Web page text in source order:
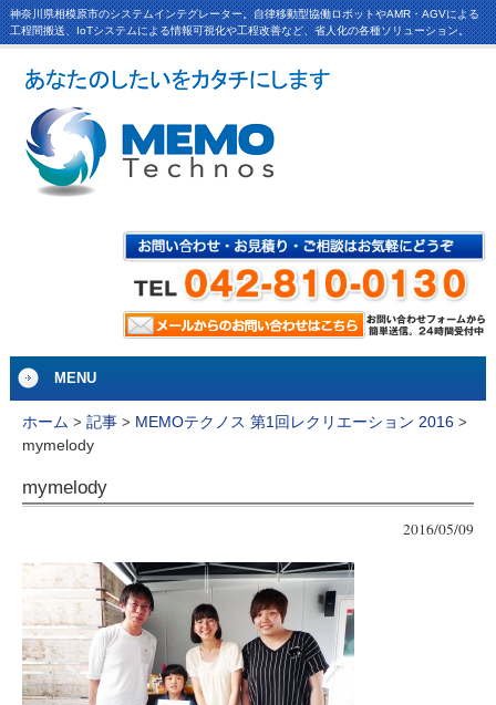
神奈川県相模原市のシステムインテグレーター。自律移動型協働ロボットやAMR・AGVによる
工程間搬送、IoTシステムによる情報可視化や工程改善など、省人化の各種ソリューション。
MENU
ホーム > 記事> MEMOテクノス 第1回レクリエーション 2016>
mymelody
mymelody
2016/05/09